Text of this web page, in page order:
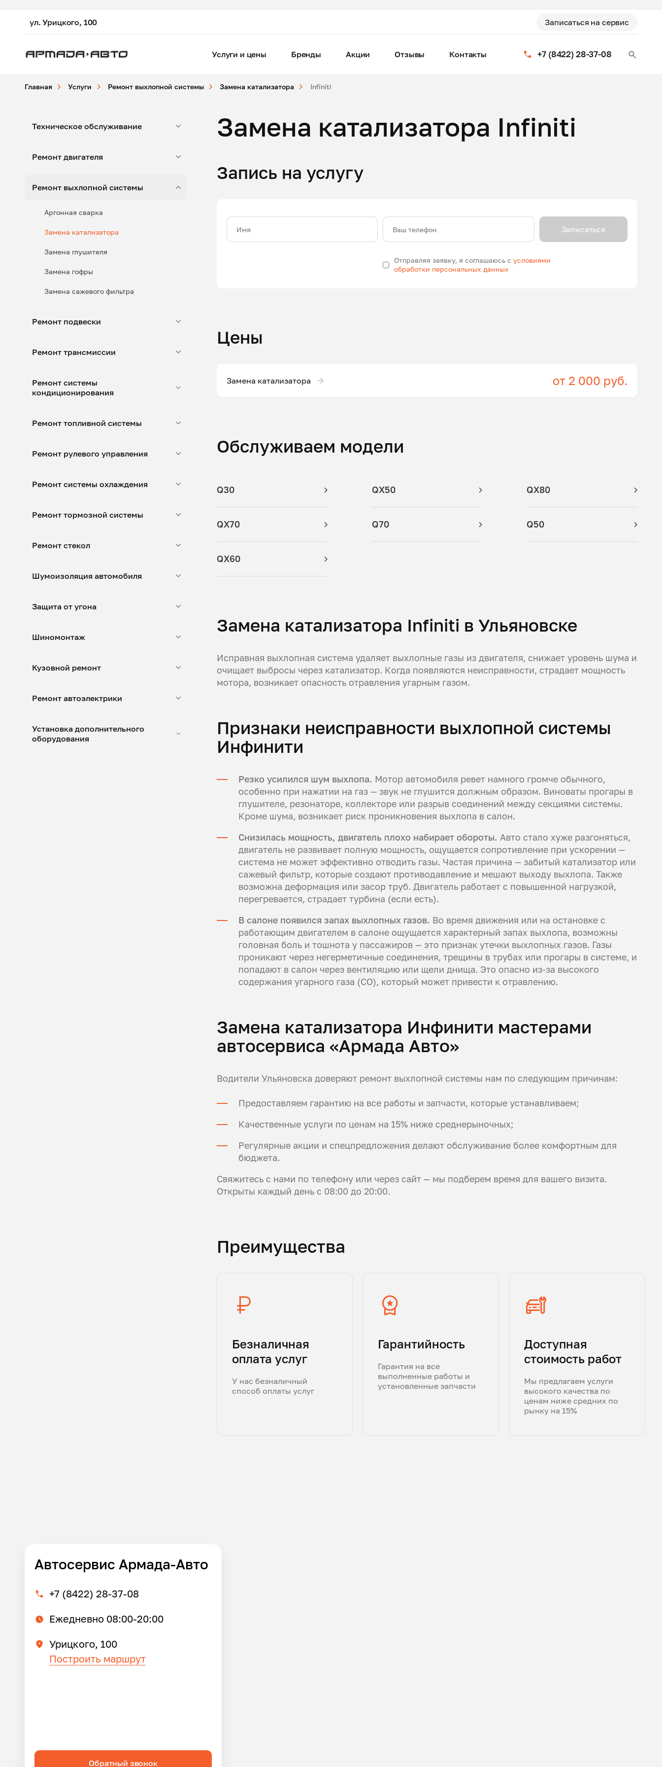
ул. Урицкого, 100 Записаться на сервис
+7 (8422) 28-37-08
Услуги и цены Бренды Акции Отзывы Контакты
Главная Услуги Ремонт выхлопной системы Замена катализатора Infiniti
Техническое обслуживание
Ремонт двигателя
Ремонт выхлопной системы
Аргонная сварка
Замена катализатора
Замена глушителя
Замена гофры
Замена сажевого фильтра
Ремонт подвески
Ремонт трансмиссии
Ремонт системы
кондиционирования
Ремонт топливной системы
Ремонт рулевого управления
Ремонт системы охлаждения
Ремонт тормозной системы
Ремонт стекол
Шумоизоляция автомобиля
Защита от угона
Шиномонтаж
Кузовной ремонт
Ремонт автоэлектрики
Установка дополнительного
оборудования
Замена катализатора Infiniti
Запись на услугу
Имя Ваш телефон
Отправляя заявку, я соглашаюсь сусловиями
обработки персональных данных
Записаться
Цены
Замена катализатора от 2 000 руб.
Обслуживаем модели
Q30 QX50 QX80
QX70 Q70 Q50
QX60
Замена катализатора Infiniti в Ульяновске
Исправная выхлопная система удаляет выхлопные газы из двигателя, снижает уровень шума и
очищает выбросы через катализатор. Когда появляются неисправности, страдает мощность
мотора, возникает опасность отравления угарным газом.
Признаки неисправности выхлопной системы
Инфинити
Резко усилился шум выхлопа. Мотор автомобиля ревет намного громче обычного,
особенно при нажатии на газ — звук не глушится должным образом. Виноваты прогары в
глушителе, резонаторе, коллекторе или разрыв соединений между секциями системы.
Кроме шума, возникает риск проникновения выхлопа в салон.
Снизилась мощность, двигатель плохо набирает обороты. Авто стало хуже разгоняться,
двигатель не развивает полную мощность, ощущается сопротивление при ускорении —
система не может эффективно отводить газы. Частая причина — забитый катализатор или
сажевый фильтр, которые создают противодавление и мешают выходу выхлопа. Также
возможна деформация или засор труб. Двигатель работает с повышенной нагрузкой,
перегревается, страдает турбина (если есть).
В салоне появился запах выхлопных газов. Во время движения или на остановке с
работающим двигателем в салоне ощущается характерный запах выхлопа, возможны
головная боль и тошнота у пассажиров — это признак утечки выхлопных газов. Газы
проникают через негерметичные соединения, трещины в трубах или прогары в системе, и
попадают в салон через вентиляцию или щели днища. Это опасно из-за высокого
содержания угарного газа (CO), который может привести к отравлению.
Замена катализатора Инфинити мастерами
автосервиса «Армада Авто»
Водители Ульяновска доверяют ремонт выхлопной системы нам по следующим причинам:
Предоставляем гарантию на все работы и запчасти, которые устанавливаем;
Качественные услуги по ценам на 15% ниже среднерыночных;
Регулярные акции и спецпредложения делают обслуживание более комфортным для
бюджета.
Свяжитесь с нами по телефону или через сайт — мы подберем время для вашего визита.
Открыты каждый день с 08:00 до 20:00.
Преимущества
Безналичная
оплата услуг
У нас безналичный
способ оплаты услуг
Гарантийность
Гарантия на все
выполненные работы и
установленные запчасти
Доступная
стоимость работ
Мы предлагаем услуги
высокого качества по
ценам ниже средних по
рынку на 15%
Автосервис Армада-Авто
+7 (8422) 28-37-08
Ежедневно 08:00-20:00
Урицкого, 100
Построить маршрут
Обратный звонок